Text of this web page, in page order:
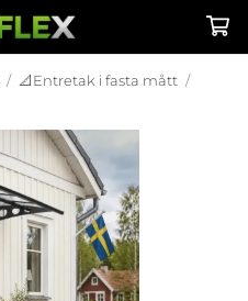
/ 📐Entretak i fasta mått /